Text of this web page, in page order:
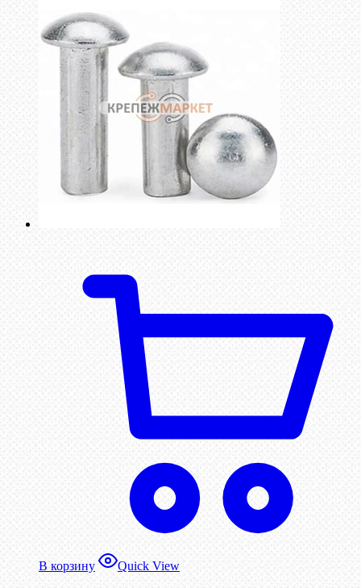
В корзину Quick View